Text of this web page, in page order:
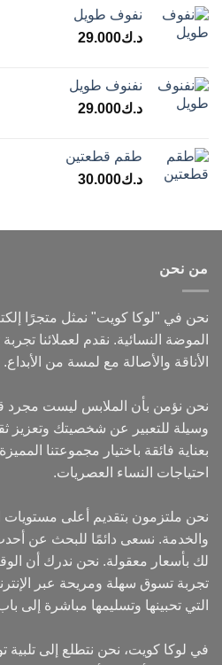
نفوف طويل
د.ك29.000
نفنوف طويل
د.ك29.000
طقم قطعتين
د.ك30.000
من نحن
نحن في "لوكا كويت" نمثل متجرًا
الموضة النسائية. نقدم لعملائنا
الأناقة والأصالة مع لمسة من الأبداع.
نحن نؤمن بأن الملابس ليست
وسيلة للتعبير عن شخصيتك وتعزيز
بعناية فائقة باختيار مجموعتنا
احتياجات النساء العصريات.
نحن ملتزمون بتقديم أعلى مستويات
والخدمة. نسعى دائمًا للبحث عن
لك بأسعار معقولة. نحن ندرك أن
تجربة تسوق سهلة ومريحة عبر
التي تحبينها وتسليمها مباشرة إلى
في لوكا كويت، نحن نتطلع إلى تلبية